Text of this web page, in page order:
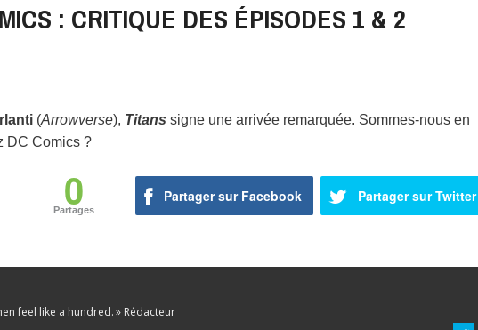
: CRITIQUE DES ÉPISODES 1 & 2
(Arrowverse), Titans signe une arrivée remarquée. Sommes-nous en
DC Comics ?
0
Partages
Partager sur Facebook Partager sur Twitter
feel like a hundred. » Rédacteur